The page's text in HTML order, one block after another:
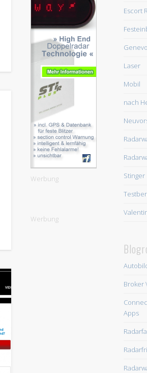
Werbung
Werbung
Escort
Genevo
Laser
Mobil
nach
Stinger
Broker
Apps